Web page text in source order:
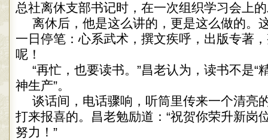
总社离休支部书记时，在一次组织学习会上
离休后，他是这么讲的，更是这么做的。
一日停笔：心系武术，撰文疾呼，出版专著
呢！
“再忙，也要读书。”昌老认为，读书不是“
神生产”。
谈话间，电话骤响，听筒里传来一个清
打来报喜的。昌老勉励道：“祝贺你荣升新岗
努力！”